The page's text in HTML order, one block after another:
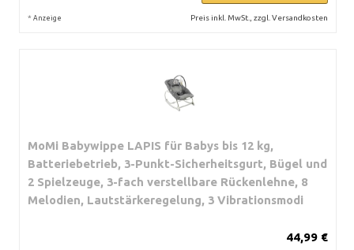
* Anzeige Preis inkl. MwSt., zzgl. Versandkosten
MoMi Babywippe LAPIS für Babys bis 12 kg,
Batteriebetrieb, 3-Punkt-Sicherheitsgurt, Bügel und
2 Spielzeuge, 3-fach verstellbare Rückenlehne, 8
Melodien, Lautstärkeregelung, 3 Vibrationsmodi
44,99 €